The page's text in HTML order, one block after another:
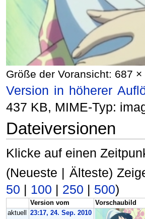
Größe der Voransicht: 687
Version in höherer
437 KB, MIME-Typ:
Dateiversionen
Klicke auf einen
(Neueste | Älteste)
50 | 100 | 250 | 500)
Version vom
Vorschaubild
aktuell
23:17, 24. Sep. 2010